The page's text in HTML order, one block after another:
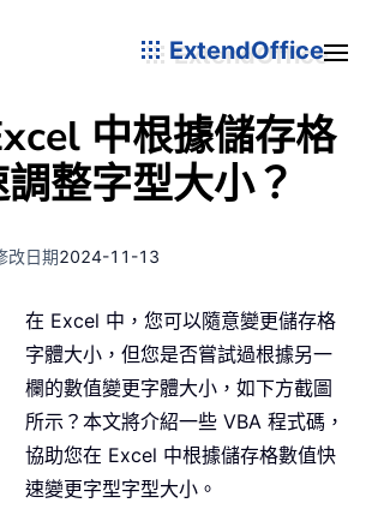
ExtendOffice
中根據儲存格
整字型大小？
改日期2024-11-13
在 Excel 中，您可以隨意變更儲存格
字體大小，但您是否嘗試過根據另一
欄的數值變更字體大小，如下方截圖
所示？本文將介紹一些 VBA 程式碼，
協助您在 Excel 中根據儲存格數值快
速變更字型字型大小。